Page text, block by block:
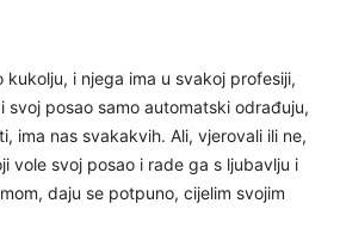
kukolju, i njega ima u svakoj profesiji,
svoj posao samo automatski odrađuju,
ima nas svakakvih. Ali, vjerovali ili ne,
vole svoj posao i rade ga s ljubavlju i
daju se potpuno, cijelim svojim